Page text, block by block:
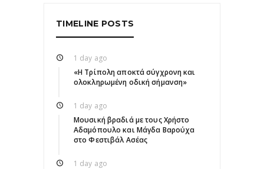
TIMELINE POSTS
1 day ago
«Η Τρίπολη αποκτά σύγχρονη και
ολοκληρωμένη οδική σήμανση»
1 day ago
Μουσική βραδιά με τους Χρήστο
Αδαμόπουλο και Μάγδα Βαρούχα
στο Φεστιβάλ Ασέας
1 day ago